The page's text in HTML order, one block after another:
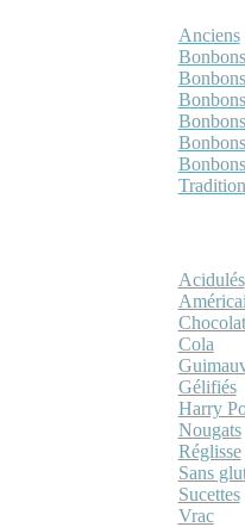
Anciens
Acidulés
Cola
Gélifiés
Harry
Nougats
Réglisse
Sans
Sucettes
Vrac